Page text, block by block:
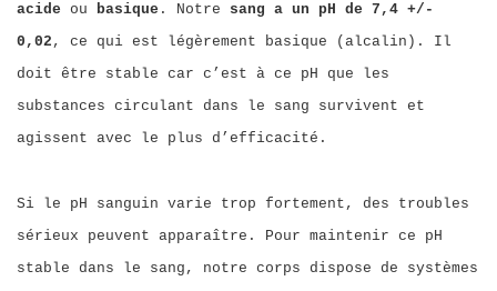
acide ou basique . Notre sang a un pH de 7,4 +/-
0,02 , ce qui est légèrement basique (alcalin). Il
doit être stable car c’est à ce pH que les
substances circulant dans le sang survivent et
agissent avec le plus d’efficacité.
Si le pH sanguin varie trop fortement, des troubles
sérieux peuvent apparaître. Pour maintenir ce pH
stable dans le sang, notre corps dispose de systèmes